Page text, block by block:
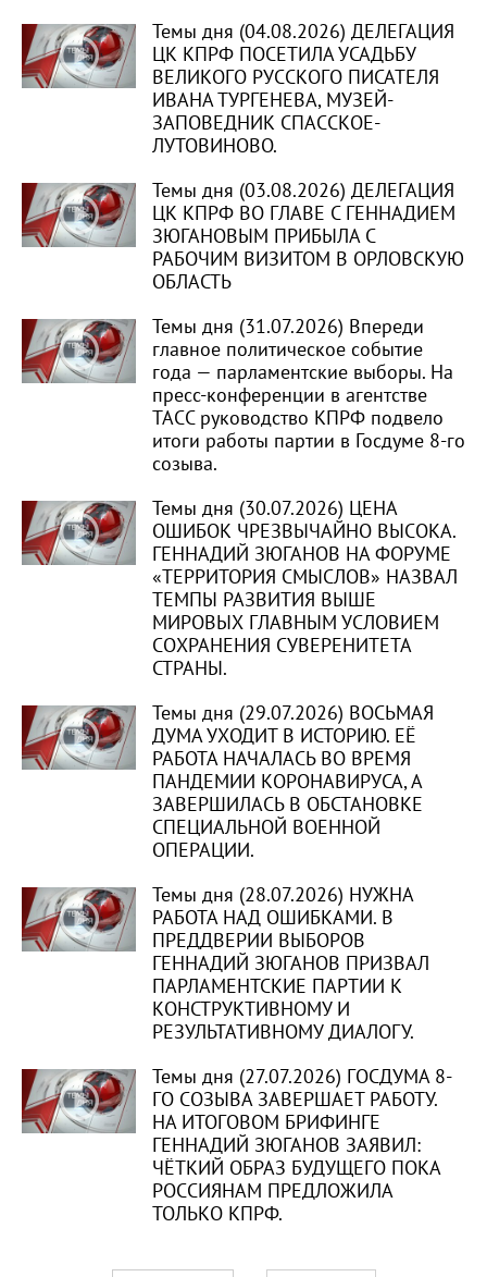
Темы дня (04.08.2026) ДЕЛЕГАЦИЯ
ЦК КПРФ ПОСЕТИЛА УСАДЬБУ
ВЕЛИКОГО РУССКОГО ПИСАТЕЛЯ
ИВАНА ТУРГЕНЕВА, МУЗЕЙ-
ЗАПОВЕДНИК СПАССКОЕ-
ЛУТОВИНОВО.
Темы дня (03.08.2026) ДЕЛЕГАЦИЯ
ЦК КПРФ ВО ГЛАВЕ С ГЕННАДИЕМ
ЗЮГАНОВЫМ ПРИБЫЛА С
РАБОЧИМ ВИЗИТОМ В ОРЛОВСКУЮ
ОБЛАСТЬ
Темы дня (31.07.2026) Впереди
главное политическое событие
года — парламентские выборы. На
пресс-конференции в агентстве
ТАСС руководство КПРФ подвело
итоги работы партии в Госдуме 8-го
созыва.
Темы дня (30.07.2026) ЦЕНА
ОШИБОК ЧРЕЗВЫЧАЙНО ВЫСОКА.
ГЕННАДИЙ ЗЮГАНОВ НА ФОРУМЕ
«ТЕРРИТОРИЯ СМЫСЛОВ» НАЗВАЛ
ТЕМПЫ РАЗВИТИЯ ВЫШЕ
МИРОВЫХ ГЛАВНЫМ УСЛОВИЕМ
СОХРАНЕНИЯ СУВЕРЕНИТЕТА
СТРАНЫ.
Темы дня (29.07.2026) ВОСЬМАЯ
ДУМА УХОДИТ В ИСТОРИЮ. ЕЁ
РАБОТА НАЧАЛАСЬ ВО ВРЕМЯ
ПАНДЕМИИ КОРОНАВИРУСА, А
ЗАВЕРШИЛАСЬ В ОБСТАНОВКЕ
СПЕЦИАЛЬНОЙ ВОЕННОЙ
ОПЕРАЦИИ.
Темы дня (28.07.2026) НУЖНА
РАБОТА НАД ОШИБКАМИ. В
ПРЕДДВЕРИИ ВЫБОРОВ
ГЕННАДИЙ ЗЮГАНОВ ПРИЗВАЛ
ПАРЛАМЕНТСКИЕ ПАРТИИ К
КОНСТРУКТИВНОМУ И
РЕЗУЛЬТАТИВНОМУ ДИАЛОГУ.
Темы дня (27.07.2026) ГОСДУМА 8-
ГО СОЗЫВА ЗАВЕРШАЕТ РАБОТУ.
НА ИТОГОВОМ БРИФИНГЕ
ГЕННАДИЙ ЗЮГАНОВ ЗАЯВИЛ:
ЧЁТКИЙ ОБРАЗ БУДУЩЕГО ПОКА
РОССИЯНАМ ПРЕДЛОЖИЛА
ТОЛЬКО КПРФ.